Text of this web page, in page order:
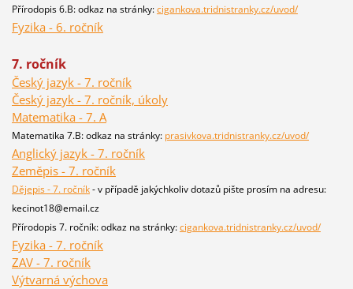
Přírodopis 6.B: odkaz na stránky:cigankova.tridnistranky.cz/uvod/
Fyzika - 6. ročník
7. ročník
Český jazyk - 7. ročník
Český jazyk - 7. ročník, úkoly
Matematika - 7. A
Matematika 7.B: odkaz na stránky: prasivkova.tridnistranky.cz/uvod/
Anglický jazyk - 7. ročník
Zeměpis - 7. ročník
Dějepis - 7. ročník- v případě jakýchkoliv dotazů pište prosím na adresu:
kecinot18@email.cz
Přírodopis 7. ročník: odkaz na stránky:cigankova.tridnistranky.cz/uvod/
Fyzika - 7. ročník
ZAV - 7. ročník
Výtvarná výchova